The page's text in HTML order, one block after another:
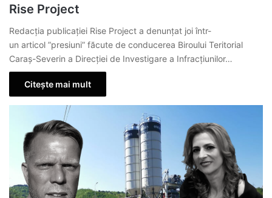
Rise Project
Redacția publicației Rise Project a denunțat joi într-
un articol ”presiuni” făcute de conducerea Biroului Teritorial
Caraș-Severin a Direcției de Investigare a Infracțiunilor…
Citește mai mult